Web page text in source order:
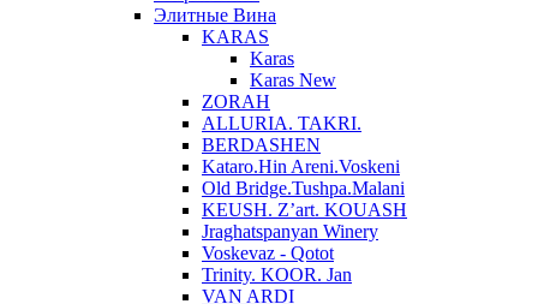
Элитные Вина
KARAS
Karas
Karas New
ZORAH
ALLURIA. TAKRI.
BERDASHEN
Kataro.Hin Areni.Voskeni
Old Bridge.Tushpa.Malani
KEUSH. Z’art. KOUASH
Jraghatspanyan Winery
Voskevaz - Qotot
Trinity. KOOR. Jan
VAN ARDI